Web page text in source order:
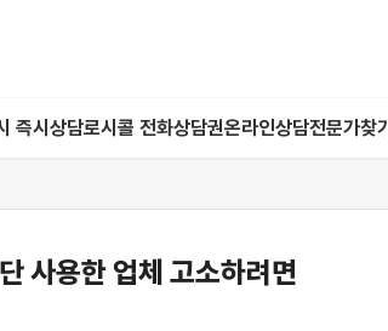
즉시상담로시콜 전화상담권온라인상담전문가찾기
사용한 업체 고소하려면